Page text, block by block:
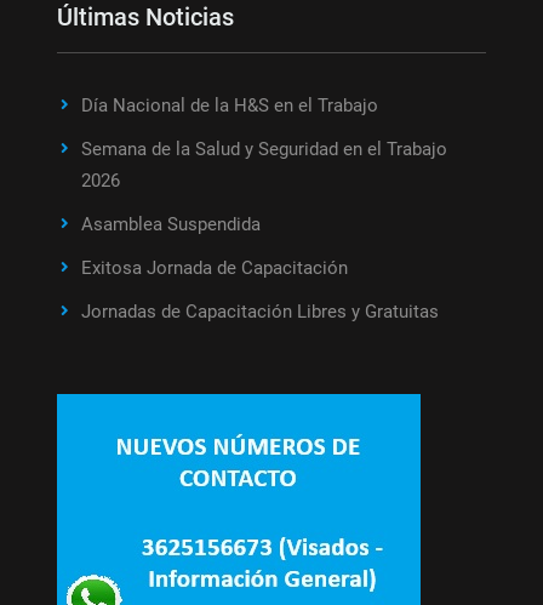
Últimas Noticias
Día Nacional de la H&S en el Trabajo
Semana de la Salud y Seguridad en el Trabajo
2026
Asamblea Suspendida
Exitosa Jornada de Capacitación
Jornadas de Capacitación Libres y Gratuitas